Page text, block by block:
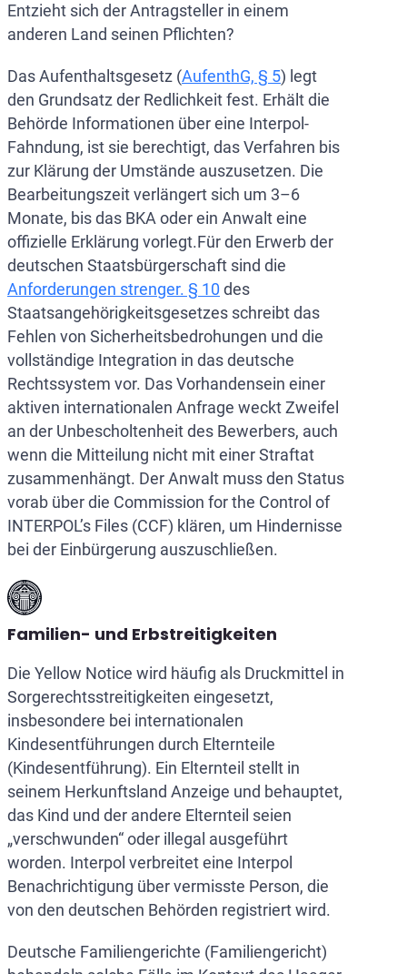
Entzieht sich der Antragsteller in einem
anderen Land seinen Pflichten?
Das Aufenthaltsgesetz (AufenthG, § 5) legt
den Grundsatz der Redlichkeit fest. Erhält die
Behörde Informationen über eine Interpol-
Fahndung, ist sie berechtigt, das Verfahren bis
zur Klärung der Umstände auszusetzen. Die
Bearbeitungszeit verlängert sich um 3–6
Monate, bis das BKA oder ein Anwalt eine
offizielle Erklärung vorlegt.Für den Erwerb der
deutschen Staatsbürgerschaft sind die
Anforderungen strenger. § 10 des
Staatsangehörigkeitsgesetzes schreibt das
Fehlen von Sicherheitsbedrohungen und die
vollständige Integration in das deutsche
Rechtssystem vor. Das Vorhandensein einer
aktiven internationalen Anfrage weckt Zweifel
an der Unbescholtenheit des Bewerbers, auch
wenn die Mitteilung nicht mit einer Straftat
zusammenhängt. Der Anwalt muss den Status
vorab über die Commission for the Control of
INTERPOL’s Files (CCF) klären, um Hindernisse
bei der Einbürgerung auszuschließen.
Familien- und Erbstreitigkeiten
Die Yellow Notice wird häufig als Druckmittel in
Sorgerechtsstreitigkeiten eingesetzt,
insbesondere bei internationalen
Kindesentführungen durch Elternteile
(Kindesentführung). Ein Elternteil stellt in
seinem Herkunftsland Anzeige und behauptet,
das Kind und der andere Elternteil seien
„verschwunden“ oder illegal ausgeführt
worden. Interpol verbreitet eine Interpol
Benachrichtigung über vermisste Person, die
von den deutschen Behörden registriert wird.
Deutsche Familiengerichte (Familiengericht)